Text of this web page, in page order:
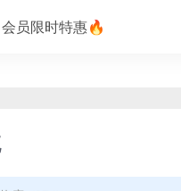
员限时特惠🔥